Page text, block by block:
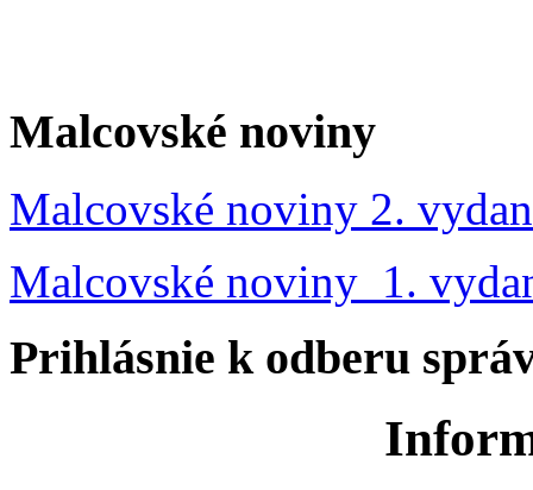
Malcovské noviny
Malcovské noviny 2.
Malcovské noviny 1.
Prihlásnie k odberu